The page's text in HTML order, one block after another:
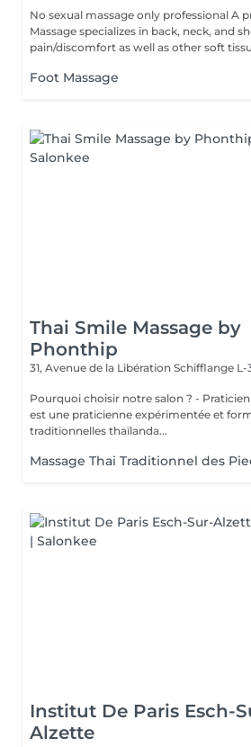
No sexual massage only professional A professional Thai
Massage specializes in back, neck, and
pain/discomfort as well as other soft
Foot Massage
Thai Smile Massage by
Phonthip
31, Avenue de la Libération Schifflange L-
Pourquoi choisir notre salon ? - Praticienne Certifiée : Phonthip
est une praticienne expérimentée et
traditionnelles thaïlanda...
Massage Thai Traditionnel des
Institut De Paris Esch-
Alzette